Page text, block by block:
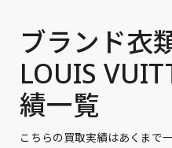
ブランド衣
LOUIS
績一覧
こちらの買取実績はあくまで